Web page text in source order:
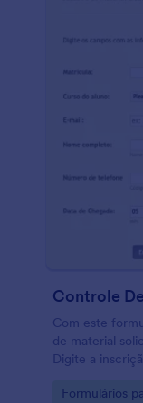
Com este
de material
Digite a
Go to
Formulários